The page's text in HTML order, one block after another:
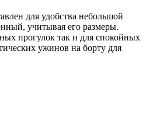
для удобства небольшой
учитывая его размеры.
прогулок так и для спокойных
ужинов на борту для